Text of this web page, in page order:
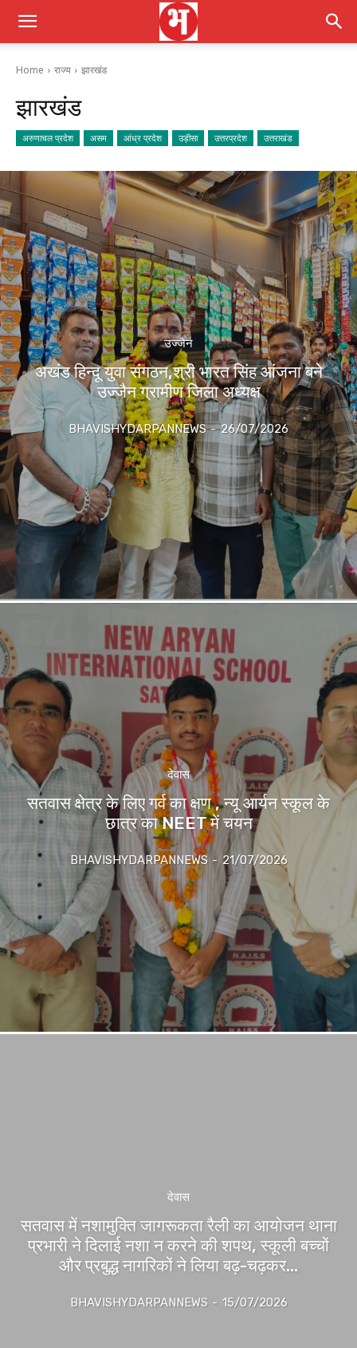
Home राज्य झारखंड
झारखंड
अरुणाचल प्रदेश असम आंध्र प्रदेश उड़ीसा उत्तरप्रदेश उत्तराखंड
उज्जैन
अखंड हिन्दू युवा संगठन,श्री भारत सिंह आंजना बने
उज्जैन ग्रामीण जिला अध्यक्ष
BHAVISHYDARPANNEWS - 26/07/2026
देवास
सतवास क्षेत्र के लिए गर्व का क्षण , न्यू आर्यन स्कूल के
छात्र का NEET में चयन
BHAVISHYDARPANNEWS - 21/07/2026
देवास
सतवास में नशामुक्ति जागरूकता रैली का आयोजन थाना
प्रभारी ने दिलाई नशा न करने की शपथ, स्कूली बच्चों
और प्रबुद्ध नागरिकों ने लिया बढ़-चढ़कर...
BHAVISHYDARPANNEWS - 15/07/2026